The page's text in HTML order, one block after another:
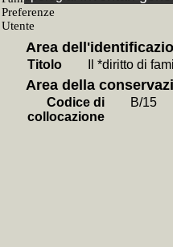
Area
Titolo Il *diritto di
Area della
Codice di
collocazione
B/15